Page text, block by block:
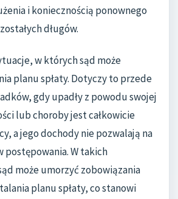
i koniecznością ponownego
długów.
w których sąd może
planu spłaty. Dotyczy to przede
gdy upadły z powodu swojej
lub choroby jest całkowicie
a jego dochody nie pozwalają na
postępowania. W takich
może umorzyć zobowiązania
planu spłaty, co stanowi